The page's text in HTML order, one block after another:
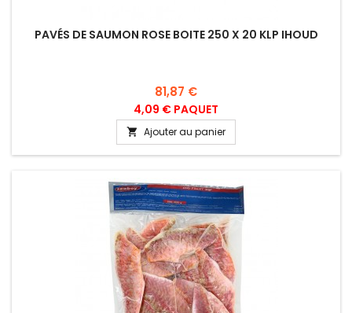
PAVÉS DE SAUMON ROSE BOITE 250 X 20 KLP IHOUD
Prix
81,87 €
4,09 € PAQUET
 Ajouter au panier